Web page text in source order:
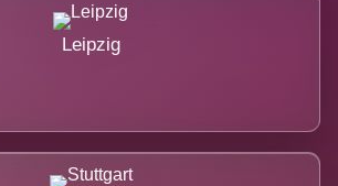
Leipzig